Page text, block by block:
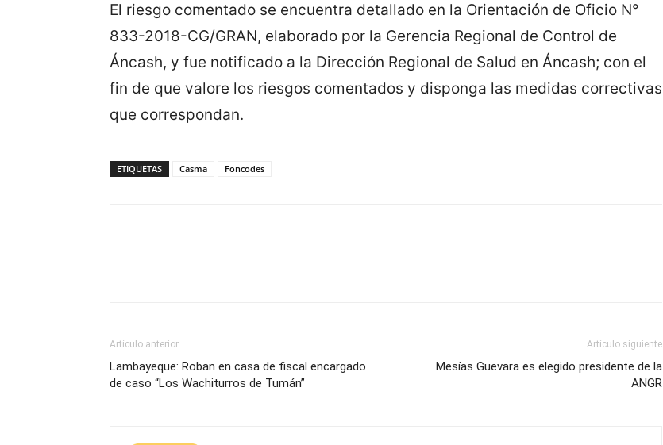
El riesgo comentado se encuentra detallado en la Orientación de Oficio N°
833-2018-CG/GRAN, elaborado por la Gerencia Regional de Control de
Áncash, y fue notificado a la Dirección Regional de Salud en Áncash; con el
fin de que valore los riesgos comentados y disponga las medidas correctivas
que correspondan.
ETIQUETAS Casma Foncodes
Artículo anterior
Lambayeque: Roban en casa de fiscal encargado
de caso “Los Wachiturros de Tumán”
Artículo siguiente
Mesías Guevara es elegido presidente de la
ANGR